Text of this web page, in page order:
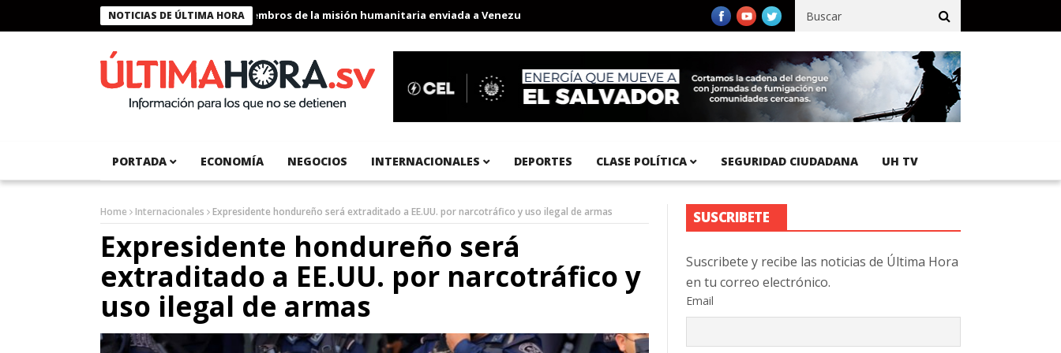
NOTICIAS DE ÚLTIMA HORA
Presidente Bukele condecora a miembros de la misión humanitaria enviada a Venezuela Aeropuerto Internacional del Pacífico registra 92 % de avance en obras de terracería
PORTADA ECONOMÍA NEGOCIOS INTERNACIONALES DEPORTES CLASE POLÍTICA SEGURIDAD CIUDADANA UH TV
Home Internacionales Expresidente hondureño será extraditado a EE.UU. por narcotráfico y uso ilegal de armas
Expresidente hondureño será
extraditado a EE.UU. por narcotráfico y
uso ilegal de armas
SUSCRIBETE
Suscribete y recibe las noticias de Última Hora
en tu correo electrónico.
Email